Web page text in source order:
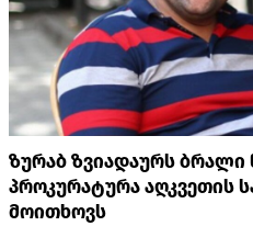
ზურაბ ზვიადაურს ბრალი
პროკურატურა აღკვეთის
მოითხოვს